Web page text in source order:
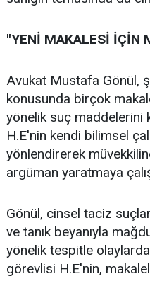
''YENİ MAKALESİ İÇİN
Avukat Mustafa Gönül,
konusunda birçok
yönelik suç maddelerini
H.E'nin kendi bilimsel
yönlendirerek
argüman yaratmaya
Gönül, cinsel taciz
ve tanık beyanıyla
yönelik tespitle
görevlisi H.E'nin,